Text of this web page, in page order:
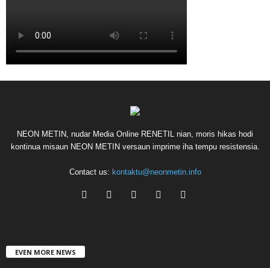
NEON METIN, nudar Media Online RENETIL nian, moris hikas hodi
kontinua misaun NEON METIN versaun imprime iha tempu resistensia.
Contact us: kontaktu@neonmetin.info
EVEN MORE NEWS